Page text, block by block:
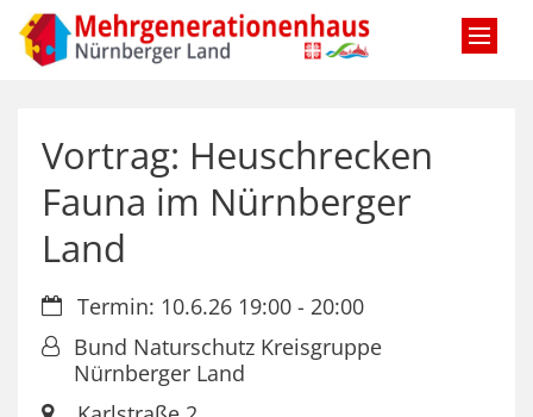
Zum Inhalt springen
Vortrag: Heuschrecken
Fauna im Nürnberger
Land
Datum:Termin: 10.6.26 19:00 - 20:00
Von:Bund Naturschutz Kreisgruppe
Nürnberger Land